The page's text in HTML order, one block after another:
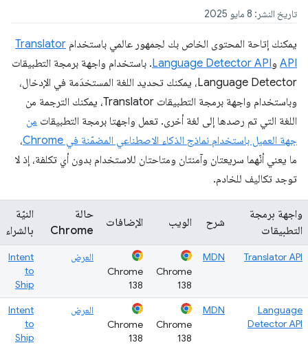
تاريخ النشر: 8 مايو 2025
يمكنك إتاحة المحتوى الخاص بك لجمهور عالمي باستخدام Translator
API وLanguage Detector API. باستخدام واجهة برمجة التطبيقات
Language Detector، يمكنك تحديد اللغة المستخدَمة في الإدخال،
وباستخدام واجهة برمجة التطبيقات Translator، يمكنك الترجمة من
اللغة التي تم رصدها إلى لغة أخرى. تعمل واجهتا برمجة التطبيقات من
جهة العميل باستخدام نماذج الذكاء الاصطناعي المضمّنة في Chrome
،
ما يعني أنّهما سريعتان وآمنتان ومتاحتان للاستخدام بدون أي تكلفة، إذ لا
توجد تكاليف للخادم.
واجهة برمجة
التطبيقات
شرح الويب الإضافات
حالة
Chrome
النيّة
بالشراء
Translator API
MDN
Chrome
138
Chrome
138
العرض
Intent
to
Ship
Language
Detector API
MDN
Chrome
138
Chrome
138
العرض
Intent
to
Ship